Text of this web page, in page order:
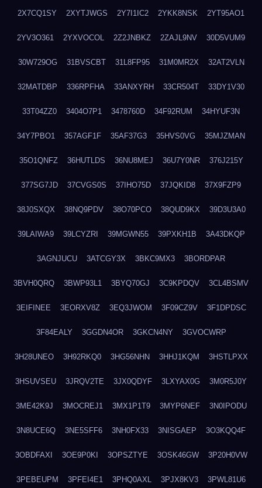
2X7CQ1SY 2XYTJWGS 2Y7I1IC2 2YKK8NSK 2YT95AO1
2YV3O361 2YXVOCOL 2Z2JNBKZ 2ZAJL9NV 30D5VUM9
30W729OG 31BVSCBT 31L8FP95 31M0MR2X 32AT2VLN
32MATDBP 336RPFHA 33ANXYRH 33CR504T 33DY1V30
33T04ZZ0 3404O7P1 3478760D 34F92RUM 34HYUF3N
34Y7PBO1 357AGF1F 35AF37G3 35HVS0VG 35MJZMAN
35O1QNFZ 36HUTLDS 36NU8MEJ 36U7Y0NR 376J215Y
377SG7JD 37CVGS0S 37IHO75D 37JQKID8 37X9FZP9
38J0SXQX 38NQ9PDV 38O70PCO 38QUD9KX 39D3U3A0
39LAIWA9 39LCYZRI 39MGWN55 39PXKH1B 3A43DKQP
3AGNJUCU 3ATCGY3X 3BKC9MX3 3BORDPAR
3BVH0QRQ 3BWP93L1 3BYQ70GJ 3C9KPDQV 3CL4BSMV
3EIFINEE 3EORXV8Z 3EQ3JWOM 3F09CZ9V 3F1DPDSC
3F84EALY 3GGDN4OR 3GKCN4NY 3GVOCWRP
3H28UNEO 3H92RKQ0 3HG56NHN 3HHJ1KQM 3HSTLPXX
3HSUVSEU 3JRQV2TE 3JX0QDYF 3LXYAX0G 3M0R5J0Y
3ME42K9J 3MOCREJ1 3MX1P1T9 3MYP6NEF 3N0IPODU
3N8UCE6Q 3NE5SFF6 3NH0FX33 3NISGAEP 3O3KQQ4F
3OBDFAXI 3OE9P0KI 3OPSZTYE 3OSK46GW 3P20H0VW
3PEBEUPM 3PFEI4E1 3PHQ0AXL 3PJX8KV3 3PWL81U6